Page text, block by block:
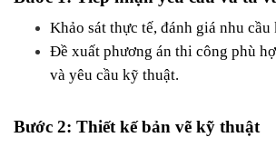
Khảo sát thực tế, đánh giá nhu cầu
Đề xuất phương án thi công phù
và yêu cầu kỹ thuật.
Bước 2: Thiết kế bản vẽ kỹ thuật